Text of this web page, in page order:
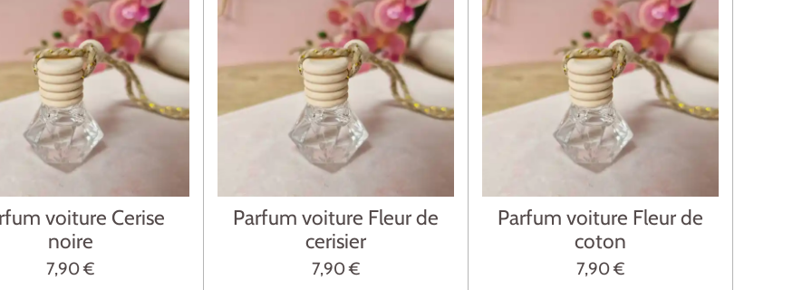
voiture Cerise
noire
7,90 €
Parfum voiture Fleur de
cerisier
7,90 €
Parfum voiture Fleur de
coton
7,90 €